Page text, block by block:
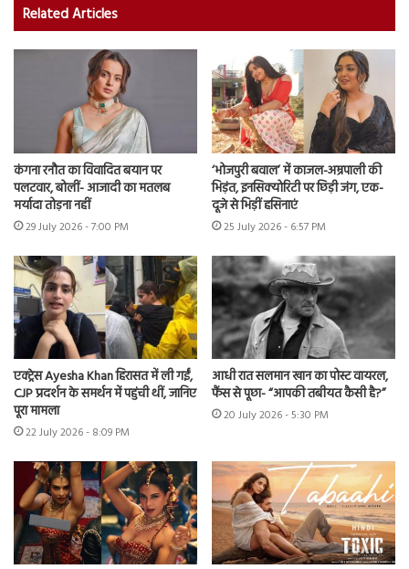
Related Articles
कंगना रनौत का विवादित बयान पर
पलटवार, बोलीं- आजादी का मतलब
मर्यादा तोड़ना नहीं
29 July 2026 - 7:00 PM
‘भोजपुरी बवाल’ में काजल-अम्रपाली की
भिड़ंत, इनसिक्योरिटी पर छिड़ी जंग, एक-
दूजे से भिड़ीं हसिनाएं
25 July 2026 - 6:57 PM
एक्ट्रेस Ayesha Khan हिरासत में ली गईं,
CJP प्रदर्शन के समर्थन में पहुंची थीं, जानिए
पूरा मामला
22 July 2026 - 8:09 PM
आधी रात सलमान खान का पोस्ट वायरल,
फैंस से पूछा- “आपकी तबीयत कैसी है?”
20 July 2026 - 5:30 PM